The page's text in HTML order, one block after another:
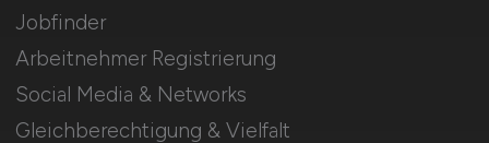
Jobfinder
Arbeitnehmer Registrierung
Social Media & Networks
Gleichberechtigung & Vielfalt